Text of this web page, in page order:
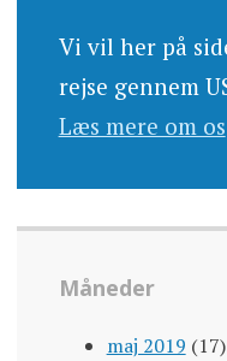
Vi vil her på
rejse gennem
Læs mere om os
Måneder
maj 2019 (17)